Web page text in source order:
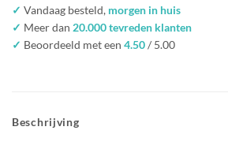
✓ Vandaag besteld, morgen in huis
✓ Meer dan 20.000 tevreden klanten
✓ Beoordeeld met een 4.50/ 5.00
Beschrijving